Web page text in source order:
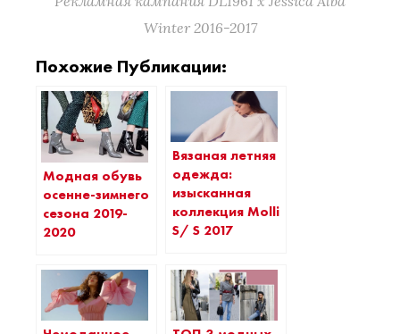
Winter 2016-2017
Похожие Публикации:
Модная обувь
осенне-зимнего
сезона 2019-
2020
Вязаная летняя
одежда:
изысканная
коллекция Molli
S/ S 2017